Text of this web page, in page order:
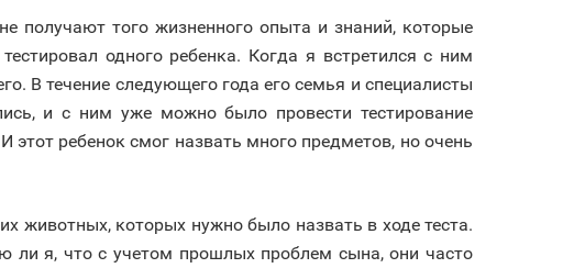
получают того жизненного опыта и знаний, которые
одного ребенка. Когда я встретился с ним
В течение следующего года его семья и специалисты
и с ним уже можно было провести тестирование
этот ребенок смог назвать много предметов, но очень
животных, которых нужно было назвать в ходе теста.
ли я, что с учетом прошлых проблем сына, они часто